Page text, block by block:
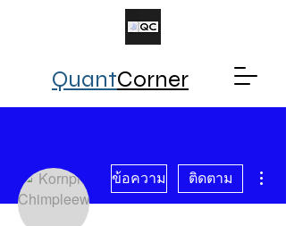
QuantCorner
ข้อความ ติดตาม